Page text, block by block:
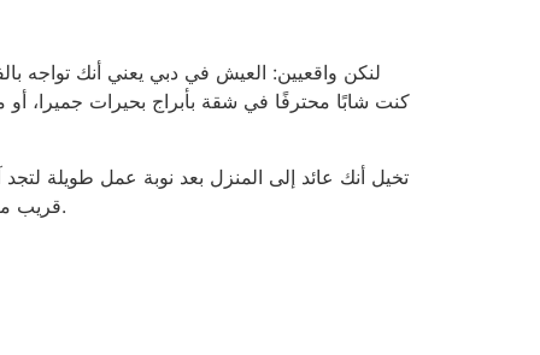
لنكن واقعيين: العيش في دبي يعني أنك تواجه
كنت شابًا محترفًا في شقة بأبراج بحيرات جميرا، أو
تخيل أنك عائد إلى المنزل بعد نوبة عمل طويلة
قريب منك (في القوز)، وبأسعار معقولة، وعلى استعداد للحضور في نفس اليوم. هذا بالضبط ما يساعدك هذا الدليل في العثور عليه.